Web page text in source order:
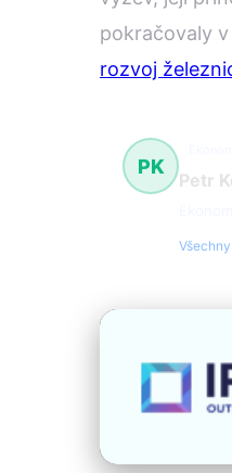
pokračovaly
rozvoj
PK
Petr